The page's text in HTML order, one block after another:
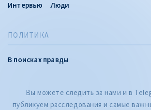
ПОЛИТИКА
В поисках правды
Интервью Люди
Вы можете следить за нами и в
публикуем расследования и самые